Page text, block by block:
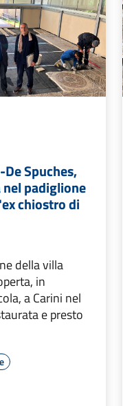
Spuches,
padiglione
chiostro di
della villa
in
a Carini nel
e presto